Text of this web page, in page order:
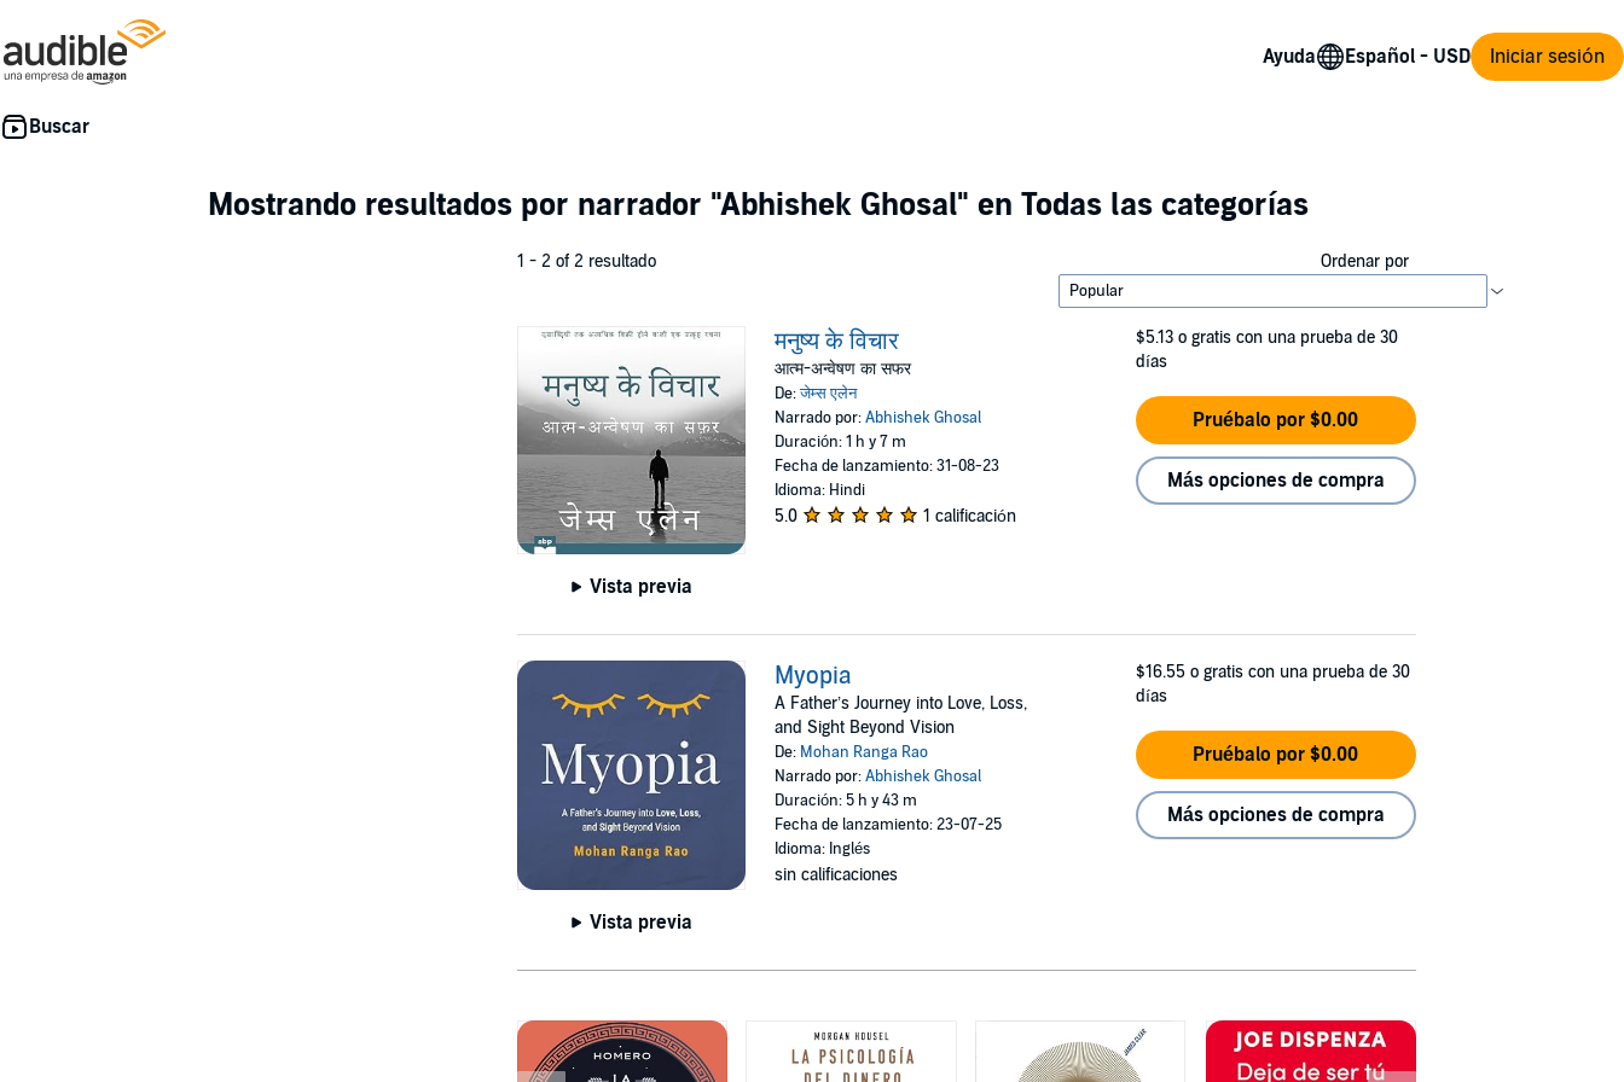
Ayuda Iniciar sesión
Mostrando resultados por narrador "Abhishek Ghosal" en Todas las categorías
1 - 2 of 2 resultado Ordenar por
Vista previa
मनुष्य के विचार
आत्म-अन्वेषण का सफर
De:जेम्स एलेन
Narrado por:Abhishek Ghosal
Duración: 1 h y 7 m
Fecha de lanzamiento: 31-08-23
Idioma: Hindi
5.0 1 calificación
$5.13 o gratis con una prueba de 30
días
Pruébalo por $0.00
Más opciones de compra
Vista previa
Myopia
A Father’s Journey into Love, Loss,
and Sight Beyond Vision
De: Mohan Ranga Rao
Narrado por:Abhishek Ghosal
Duración: 5 h y 43 m
Fecha de lanzamiento: 23-07-25
Idioma: Inglés
sin calificaciones
$16.55 o gratis con una prueba de 30
días
Pruébalo por $0.00
Más opciones de compra